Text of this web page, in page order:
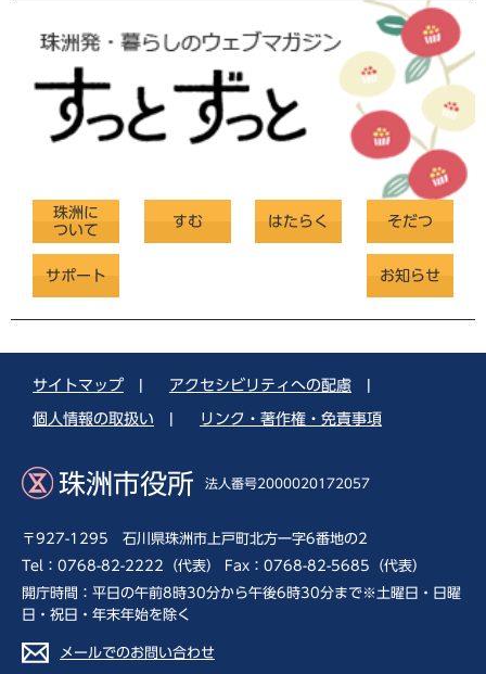
珠洲に
ついて
すむ はたらく そだつ
サポート お知らせ
サイトマップ アクセシビリティへの配慮
個人情報の取扱い リンク・著作権・免責事項
珠洲市役所 法人番号2000020172057
〒927-1295 石川県珠洲市上戸町北方一字6番地の2
Tel：0768-82-2222（代表） Fax：0768-82-5685（代表）
開庁時間：平日の午前8時30分から午後6時30分まで※土曜日・日曜
日・祝日・年末年始を除く
メールでのお問い合わせ